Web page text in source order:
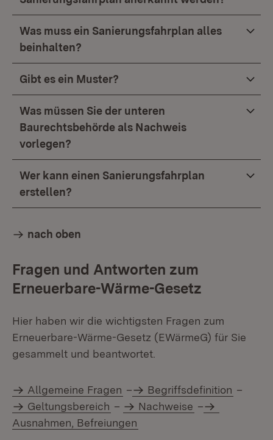
Was muss ein Sanierungsfahrplan alles
beinhalten?
Gibt es ein Muster?
Was müssen Sie der unteren
Baurechtsbehörde als Nachweis
vorlegen?
Wer kann einen Sanierungsfahrplan
erstellen?
nach oben
Fragen und Antworten zum
Erneuerbare-Wärme-Gesetz
Hier haben wir die wichtigsten Fragen zum
Erneuerbare-Wärme-Gesetz (EWärmeG) für Sie
gesammelt und beantwortet.
Allgemeine Fragen – Begriffsdefinition –
Geltungsbereich – Nachweise –
Ausnahmen, Befreiungen